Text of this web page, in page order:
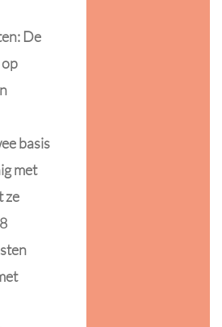
De
basis
met
ze